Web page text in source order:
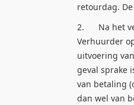
retourdag.
2. Na het
Verhuurder
uitvoering
geval sprake
van betaling
dan wel van